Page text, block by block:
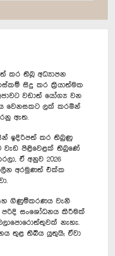
තිබූ අධ්‍යාපන
සිදු කර ක්‍රියාත්මක
වඩාත් යෝග්‍ය වන
වෙනසකට ලක් කරමින්
ඇත.
ඉදිරිපත් කර තිබුණු
වැඩ පිළිවෙළක් තිබුණේ
ඒ අනුව 2026
අරමුණත් එක්ක
ගිණුම්කරණය වැනි
සංශෝධනය කිරීමක්
නැහැ.
තුළ තිබිය යුතුයි; ඒවා